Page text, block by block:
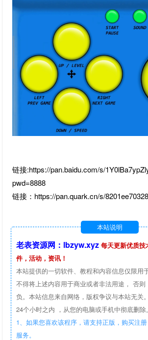
链接:https://pan.baidu.com/s/
pwd=8888
链接：https://pan.quark.cn/s/
本站说明
老表资源网：lbzyw.xyz 每天更新优质
件，活动，资讯！
本站提供的一切软件、教程和内容信息仅限用
不得将上述内容用于商业或者非法用途， 否则
负。本站信息来自网络，版权争议与本站无关
24个小时之内 ，从您的电脑或手机中彻底删除
1、如果您喜欢该程序，请支持正版，购买注
服务。